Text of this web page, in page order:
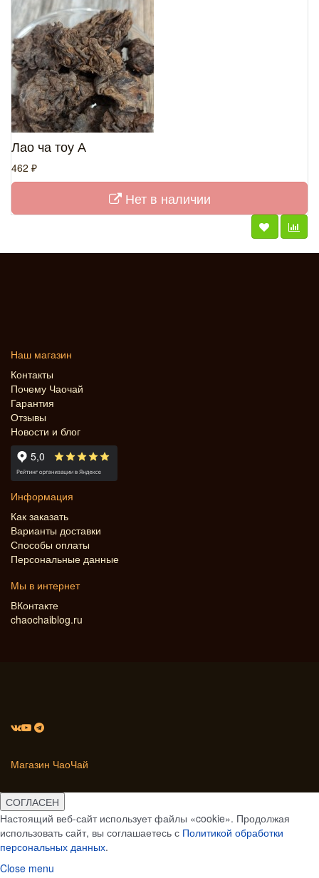
Лао ча тоу А
462 ₽
Нет в наличии
Наш магазин
Контакты
Почему Чаочай
Гарантия
Отзывы
Новости и блог
Информация
Как заказать
Варианты доставки
Способы оплаты
Персональные данные
Мы в интернет
ВКонтакте
chaochaiblog.ru
Магазин ЧаоЧай
СОГЛАСЕН
Настоящий веб-сайт использует файлы «cookie». Продолжая
использовать сайт, вы соглашаетесь с Политикой обработки
персональных данных.
Close menu